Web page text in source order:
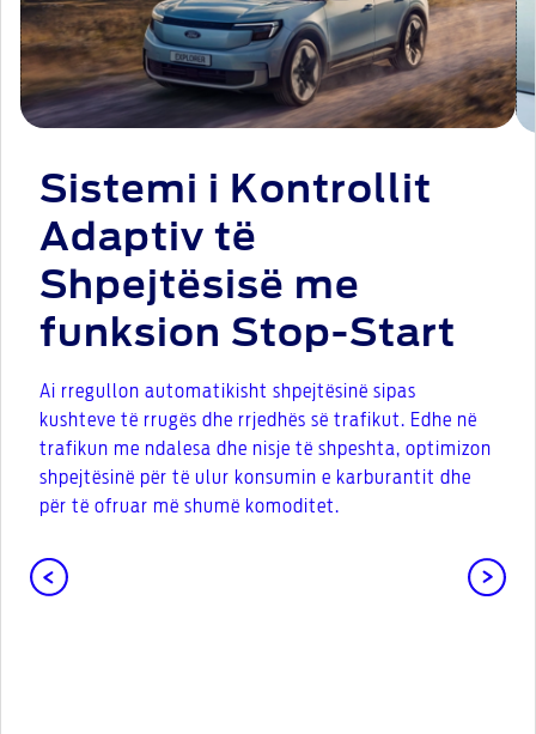
Sistemi i Kontrollit
Adaptiv të
Shpejtësisë me
funksion Stop-Start
Ai rregullon automatikisht shpejtësinë sipas
kushteve të rrugës dhe rrjedhës së trafikut. Edhe në
trafikun me ndalesa dhe nisje të shpeshta, optimizon
shpejtësinë për të ulur konsumin e karburantit dhe
për të ofruar më shumë komoditet.